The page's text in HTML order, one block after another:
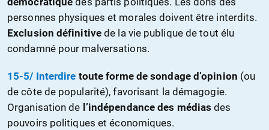
personnes physiques et morales doivent être interdits.
Exclusion définitive de la vie publique de tout élu
condamné pour malversations.
15-5/ Interdire toute forme de sondage d’opinion (ou
de côte de popularité), favorisant la démagogie.
Organisation de l’indépendance des médias des
pouvoirs politiques et économiques.